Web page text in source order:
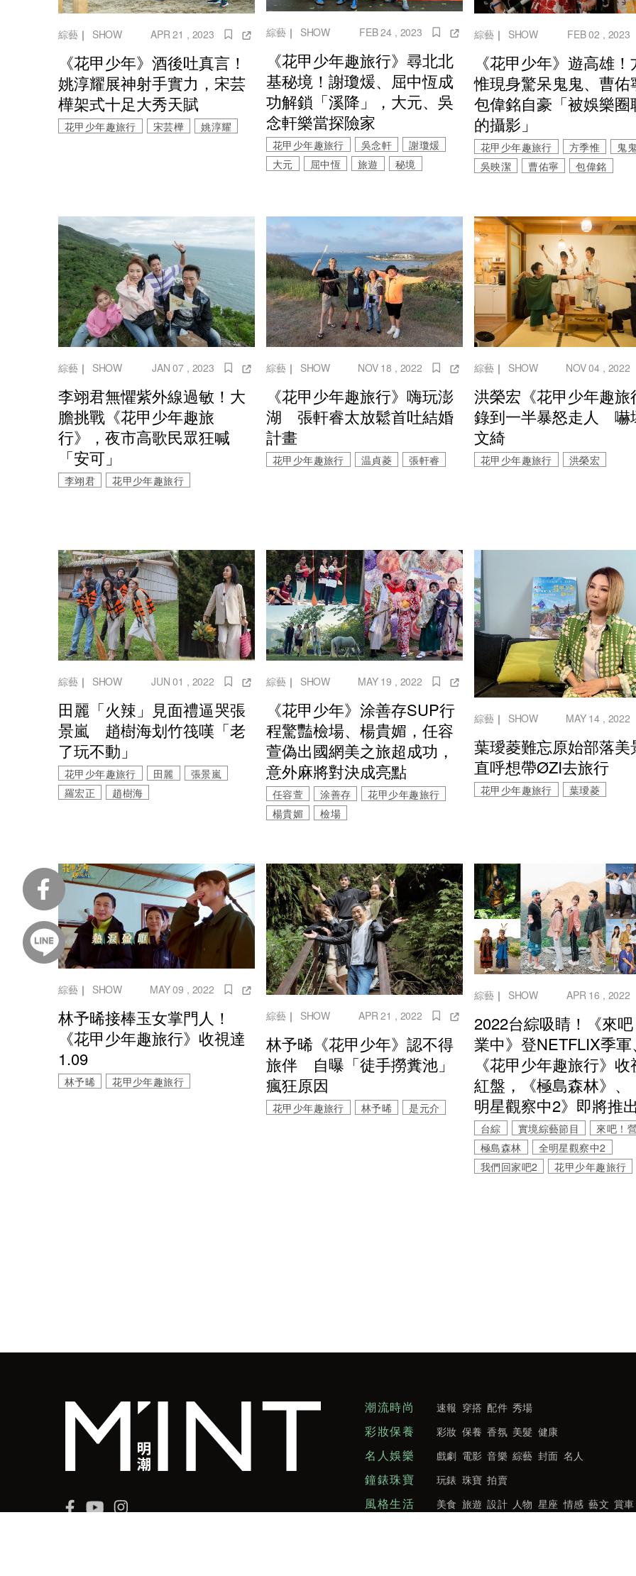
綜藝 ｜ SHOW APR 21 , 2023
《花甲少年》酒後吐真言！
姚淳耀展神射手實力，宋芸
樺架式十足大秀天賦
花甲少年趣旅行 宋芸樺 姚淳耀
綜藝 ｜ SHOW FEB 24 , 2023
《花甲少年趣旅行》尋北北
基秘境！謝瓊煖、屈中恆成
功解鎖「溪降」，大元、吳
念軒樂當探險家
花甲少年趣旅行 吳念軒
謝瓊煖
大元
屈中恆 旅遊 秘境
綜藝 ｜ SHOW FEB 02 , 2023
《花甲少年》遊高雄
惟現身驚呆鬼鬼、曹佑
包偉銘自豪「被娛樂圈
的攝影」
花甲少年趣旅行 方季惟
鬼
吳映潔
曹佑寧 包偉銘
綜藝 ｜ SHOW JAN 07 , 2023
李翊君無懼紫外線過敏！大
膽挑戰《花甲少年趣旅
行》，夜市高歌民眾狂喊
「安可」
李翊君 花甲少年趣旅行
綜藝 ｜ SHOW NOV 18 , 2022
《花甲少年趣旅行》嗨玩澎
湖 張軒睿太放鬆首吐結婚
計畫
花甲少年趣旅行 温貞菱 張軒睿
綜藝 ｜ SHOW NOV 04 , 2022
洪榮宏《花甲少年趣旅
錄到一半暴怒走人 嚇
文綺
花甲少年趣旅行 洪榮宏
綜藝 ｜ SHOW JUN 01 , 2022
田麗「火辣」見面禮逼哭張
景嵐 趙樹海划竹筏嘆「老
了玩不動」
花甲少年趣旅行 田麗
張景嵐
羅宏正
趙樹海
綜藝 ｜ SHOW MAY 19 , 2022
《花甲少年》涂善存SUP行
程驚豔檢場、楊貴媚，任容
萱偽出國網美之旅超成功，
意外麻將對決成亮點
任容萱 涂善存
花甲少年趣旅行
楊貴媚
檢場
綜藝 ｜ SHOW MAY 14 , 2022
葉璦菱難忘原始部落美
直呼想帶ØZI去旅行
花甲少年趣旅行 葉璦菱
綜藝 ｜ SHOW MAY 09 , 2022
林予晞接棒玉女掌門人！
《花甲少年趣旅行》收視達
1.09
林予晞 花甲少年趣旅行
綜藝 ｜ SHOW APR 21 , 2022
林予晞《花甲少年》認不得
旅伴 自曝「徒手撈糞池」
瘋狂原因
花甲少年趣旅行 林予晞 是元介
綜藝 ｜ SHOW APR 16 , 2022
2022台綜吸睛！《來
業中》登NETFLIX季軍
《花甲少年趣旅行》
紅盤，《極島森林》、
明星觀察中2》即將推
台綜 實境綜藝節目
來吧！
極島森林
全明星觀察中2
我們回家吧2
花甲少年趣旅行
潮流時尚 速報 穿搭 配件 秀場
彩妝保養 彩妝 保養 香氛 美髮 健康
名人娛樂 戲劇 電影 音樂 綜藝 封面 名人
鐘錶珠寶 玩錶 珠寶 拍賣
風格生活 美食 旅遊 設計 人物 星座 情感 藝文 賞車